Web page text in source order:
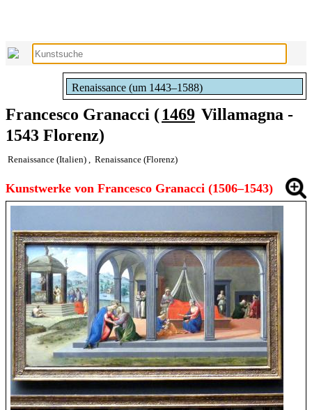
Renaissance (um 1443–1588)
Francesco Granacci (1469 Villamagna -
1543 Florenz)
Renaissance (Italien) , Renaissance (Florenz)
Kunstwerke von Francesco Granacci (1506–1543)